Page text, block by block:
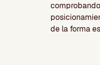
de la forma